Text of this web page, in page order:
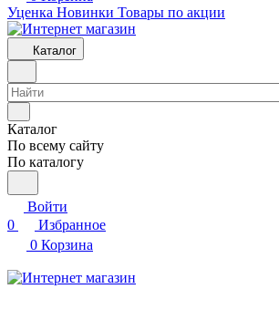
Уценка Новинки Товары по акции
Каталог
Каталог
По всему сайту
По каталогу
Войти
0
Избранное
0 Корзина